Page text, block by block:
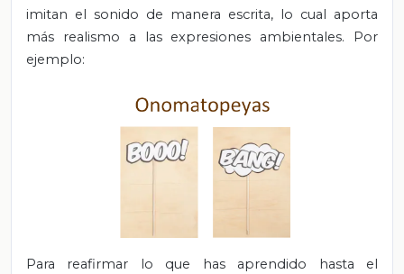
imitan el sonido de manera escrita, lo cual aporta
más realismo a las expresiones ambientales. Por
ejemplo:
Para reafirmar lo que has aprendido hasta el